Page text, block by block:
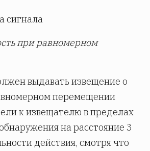
сигнала
при равномерном
выдавать извещение о
перемещении
к извещателю в пределах
на расстояние 3
действия, смотря что